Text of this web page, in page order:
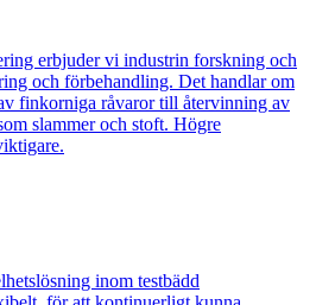
erbjuder vi industrin forskning och
och förbehandling. Det handlar om
finkorniga råvaror till återvinning av
slammer och stoft. Högre
inom testbädd